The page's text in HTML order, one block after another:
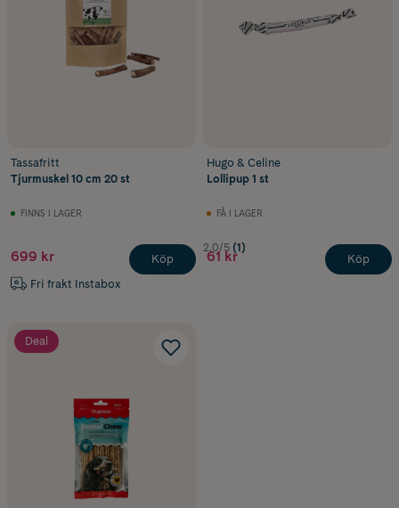
Tassafritt
Tjurmuskel 10 cm 20 st
FINNS I LAGER
699 kr
Fri frakt Instabox
Köp
Hugo & Celine
Lollipup 1 st
FÅ I LAGER
2.0/5 (1)
61 kr Köp
Deal